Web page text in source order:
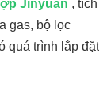
Jinyuan , tích
gas, bộ lọc
quá trình lắp đặt